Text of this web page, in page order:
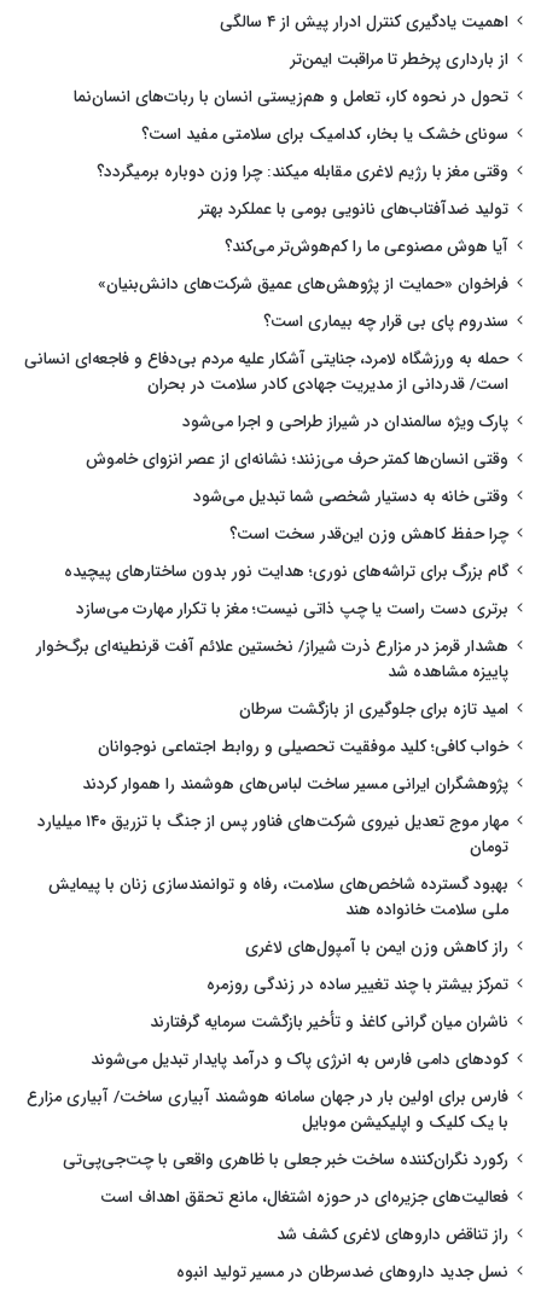
اهمیت یادگیری کنترل ادرار پیش از ۴ سالگی
از بارداری پرخطر تا مراقبت ایمن‌تر
تحول در نحوه کار، تعامل و هم‌زیستی انسان با ربات‌های انسان‌نما
سونای خشک یا بخار، کدامیک برای سلامتی مفید است؟
وقتی مغز با رژیم لاغری مقابله میکند: چرا وزن دوباره برمیگردد؟
تولید ضدآفتاب‌های نانویی بومی با عملکرد بهتر
آیا هوش مصنوعی ما را کم‌هوش‌تر می‌کند؟
فراخوان «حمایت از پژوهش‌های عمیق شرکت‌های دانش‌بنیان»
سندروم پای بی قرار چه بیماری است؟
حمله به ورزشگاه لامرد، جنایتی آشکار علیه مردم بی‌دفاع و فاجعه‌ای انسانی
است/ قدردانی از مدیریت جهادی کادر سلامت در بحران
پارک ویژه سالمندان در شیراز طراحی و اجرا می‌شود
وقتی انسان‌ها کمتر حرف می‌زنند؛ نشانه‌ای از عصر انزوای خاموش
وقتی خانه به دستیار شخصی شما تبدیل می‌شود
چرا حفظ کاهش وزن این‌قدر سخت است؟
گام بزرگ برای تراشه‌های نوری؛ هدایت نور بدون ساختارهای پیچیده
برتری دست راست یا چپ ذاتی نیست؛ مغز با تکرار مهارت می‌سازد
هشدار قرمز در مزارع ذرت شیراز/ نخستین علائم آفت قرنطینه‌ای برگ‌خوار
پاییزه مشاهده شد
امید تازه برای جلوگیری از بازگشت سرطان
خواب کافی؛ کلید موفقیت تحصیلی و روابط اجتماعی نوجوانان
پژوهشگران ایرانی مسیر ساخت لباس‌های هوشمند را هموار کردند
مهار موج تعدیل نیروی شرکت‌های فناور پس از جنگ با تزریق ۱۴۰ میلیارد
تومان
بهبود گسترده شاخص‌های سلامت، رفاه و توانمندسازی زنان با پیمایش
ملی سلامت خانواده هند
راز کاهش وزن ایمن با آمپول‌های لاغری
تمرکز بیشتر با چند تغییر ساده در زندگی روزمره
ناشران میان گرانی کاغذ و تأخیر بازگشت سرمایه گرفتارند
کودهای دامی فارس به انرژی پاک و درآمد پایدار تبدیل می‌شوند
فارس برای اولین بار در جهان سامانه هوشمند آبیاری ساخت/ آبیاری مزارع
با یک کلیک و اپلیکیشن موبایل
رکورد نگران‌کننده ساخت خبر جعلی با ظاهری واقعی با چت‌جی‌پی‌تی
فعالیت‌های جزیره‌ای در حوزه اشتغال، مانع تحقق اهداف است
راز تناقض داروهای لاغری کشف شد
نسل جدید داروهای ضدسرطان در مسیر تولید انبوه